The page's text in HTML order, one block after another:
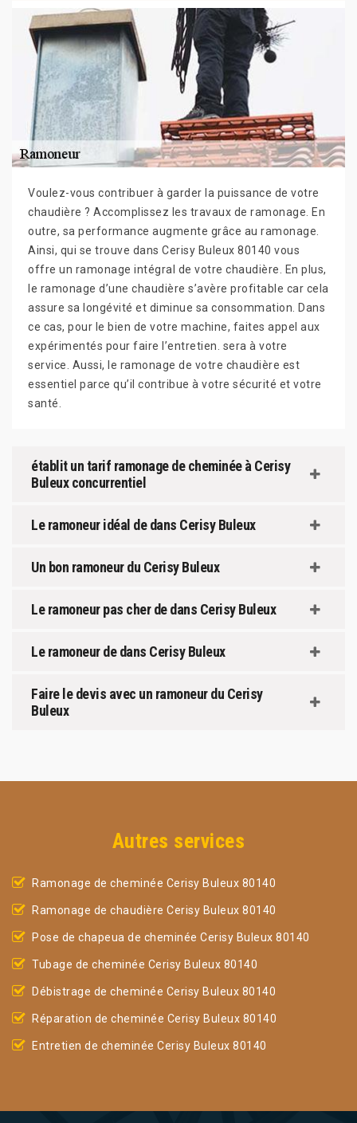
Voulez-vous contribuer à garder la puissance de votre
chaudière ? Accomplissez les travaux de ramonage. En
outre, sa performance augmente grâce au ramonage.
Ainsi, qui se trouve dans Cerisy Buleux 80140 vous
offre un ramonage intégral de votre chaudière. En plus,
le ramonage d’une chaudière s’avère profitable car cela
assure sa longévité et diminue sa consommation. Dans
ce cas, pour le bien de votre machine, faites appel aux
expérimentés pour faire l’entretien. sera à votre
service. Aussi, le ramonage de votre chaudière est
essentiel parce qu’il contribue à votre sécurité et votre
santé.
établit un tarif ramonage de cheminée à Cerisy
Buleux concurrentiel
Le ramoneur idéal de dans Cerisy Buleux
Un bon ramoneur du Cerisy Buleux
Le ramoneur pas cher de dans Cerisy Buleux
Le ramoneur de dans Cerisy Buleux
Faire le devis avec un ramoneur du Cerisy
Buleux
Autres services
Ramonage de cheminée Cerisy Buleux 80140
Ramonage de chaudière Cerisy Buleux 80140
Pose de chapeua de cheminée Cerisy Buleux 80140
Tubage de cheminée Cerisy Buleux 80140
Débistrage de cheminée Cerisy Buleux 80140
Réparation de cheminée Cerisy Buleux 80140
Entretien de cheminée Cerisy Buleux 80140